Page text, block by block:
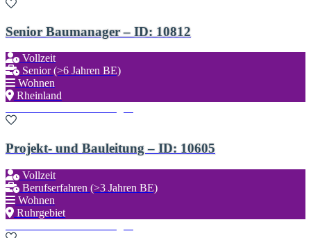
Senior Baumanager – ID: 10812
Vollzeit
Senior (>6 Jahren BE)
Wohnen
Rheinland
Projekt- und Bauleitung – ID: 10605
Vollzeit
Berufserfahren (>3 Jahren BE)
Wohnen
Ruhrgebiet